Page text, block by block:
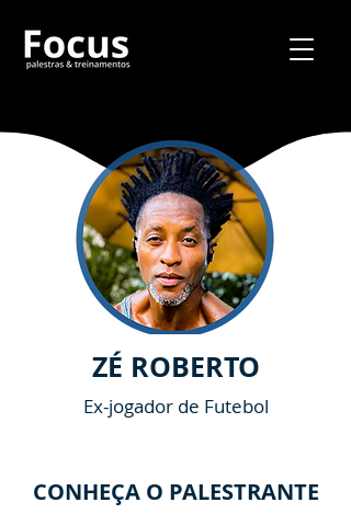
ZÉ ROBERTO
Ex-jogador de Futebol
CONHEÇA O PALESTRANTE